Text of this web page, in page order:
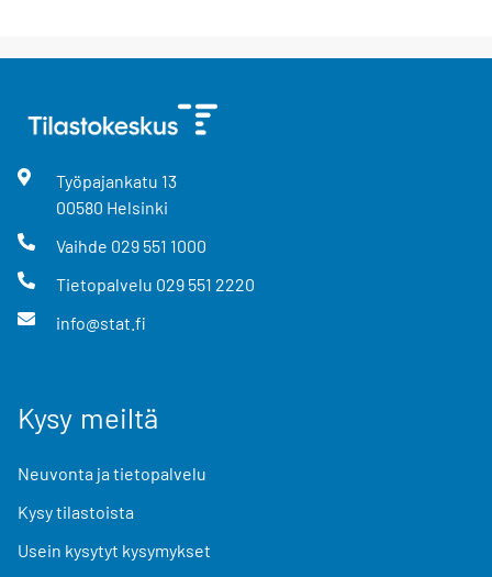
Työpajankatu 13
00580 Helsinki
Vaihde 029 551 1000
Tietopalvelu 029 551 2220
info@stat.fi
Kysy meiltä
Neuvonta ja tietopalvelu
Kysy tilastoista
Usein kysytyt kysymykset